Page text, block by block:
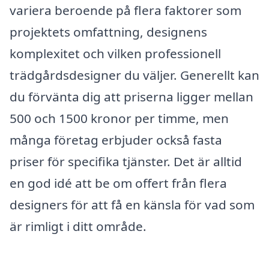
variera beroende på flera faktorer som
projektets omfattning, designens
komplexitet och vilken professionell
trädgårdsdesigner du väljer. Generellt kan
du förvänta dig att priserna ligger mellan
500 och 1500 kronor per timme, men
många företag erbjuder också fasta
priser för specifika tjänster. Det är alltid
en god idé att be om offert från flera
designers för att få en känsla för vad som
är rimligt i ditt område.